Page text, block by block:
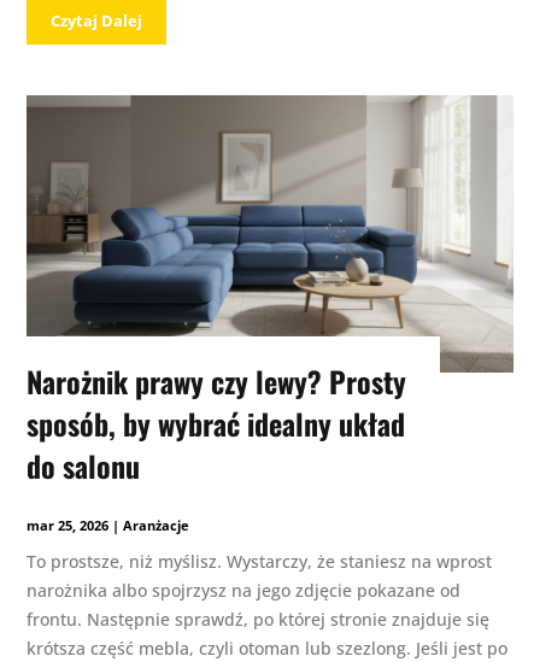
Czytaj Dalej
Narożnik prawy czy lewy? Prosty
sposób, by wybrać idealny układ
do salonu
mar 25, 2026 |Aranżacje
To prostsze, niż myślisz. Wystarczy, że staniesz na wprost
narożnika albo spojrzysz na jego zdjęcie pokazane od
frontu. Następnie sprawdź, po której stronie znajduje się
krótsza część mebla, czyli otoman lub szezlong. Jeśli jest po